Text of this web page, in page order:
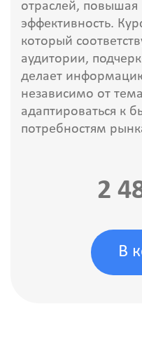
отраслей, повышая
эффективность.
который
аудитории,
делает
независимо от
адаптироваться к
потребностям
2
В